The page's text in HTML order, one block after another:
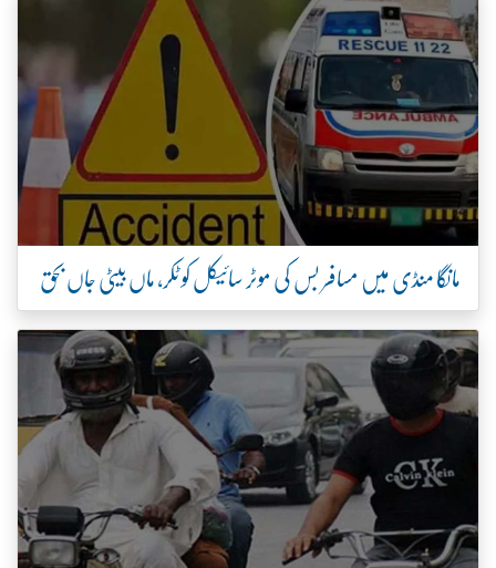
مانگا منڈی میں مسافر بس کی موٹر سائیکل کو ٹکر، ماں بیٹی جاں بحق